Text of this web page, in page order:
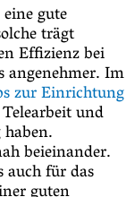
gute
trägt
Effizienz bei
angenehmer. Im
zur Einrichtung
und
beieinander.
für das